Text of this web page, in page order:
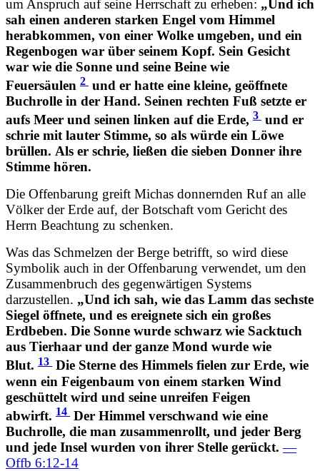
um Anspruch auf seine Herrschaft zu erheben: „Und ich
sah einen anderen starken Engel vom Himmel
herabkommen, von einer Wolke umgeben, und ein
Regenbogen war über seinem Kopf. Sein Gesicht
war wie die Sonne und seine Beine wie
Feuersäulen 2 und er hatte eine kleine, geöffnete
Buchrolle in der Hand. Seinen rechten Fuß setzte er
aufs Meer und seinen linken auf die Erde, 3 und er
schrie mit lauter Stimme, so als würde ein Löwe
brüllen. Als er schrie, ließen die sieben Donner ihre
Stimme hören.
Die Offenbarung greift Michas donnernden Ruf an alle
Völker der Erde auf, der Botschaft vom Gericht des
Herrn Beachtung zu schenken.
Was das Schmelzen der Berge betrifft, so wird diese
Symbolik auch in der Offenbarung verwendet, um den
Zusammenbruch des gegenwärtigen Systems
darzustellen. „Und ich sah, wie das Lamm das sechste
Siegel öffnete, und es ereignete sich ein großes
Erdbeben. Die Sonne wurde schwarz wie Sacktuch
aus Tierhaar und der ganze Mond wurde wie
Blut. 13 Die Sterne des Himmels fielen zur Erde, wie
wenn ein Feigenbaum von einem starken Wind
geschüttelt wird und seine unreifen Feigen
abwirft. 14 Der Himmel verschwand wie eine
Buchrolle, die man zusammenrollt, und jeder Berg
und jede Insel wurden von ihrer Stelle gerückt.—
Offb 6:12-14